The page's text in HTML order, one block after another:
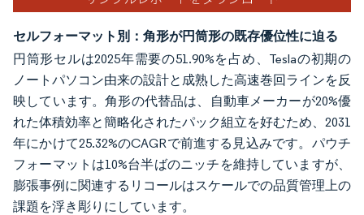
セルフォーマット別：角形が円筒形の既存優位性に迫る
円筒形セルは2025年需要の51.90%を占め、Teslaの初期の
ノートパソコン由来の設計と成熟した高速巻回ラインを反
映しています。角形の代替品は、自動車メーカーが20%優
れた体積効率と簡略化されたパック組立を好むため、2031
年にかけて25.32%のCAGRで前進する見込みです。パウチ
フォーマットは10%台半ばのニッチを維持していますが、
膨張事例に関連するリコールはスケールでの品質管理上の
課題を浮き彫りにしています。